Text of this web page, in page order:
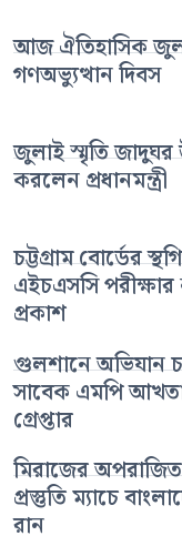
আজ ঐতিহাসিক
গণঅভ্যুত্থান দিবস
জুলাই স্মৃতি জাদুঘর
করলেন প্রধানমন্ত্রী
চট্টগ্রাম বোর্ডের
এইচএসসি
প্রকাশ
গুলশানে অভিযান
সাবেক এমপি
গ্রেপ্তার
মিরাজের
প্রস্তুতি ম্যাচে
রান